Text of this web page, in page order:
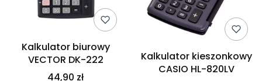
Kalkulator biurowy
VECTOR DK-222
44,90 zł
Kalkulator kieszonkowy
CASIO HL-820LV